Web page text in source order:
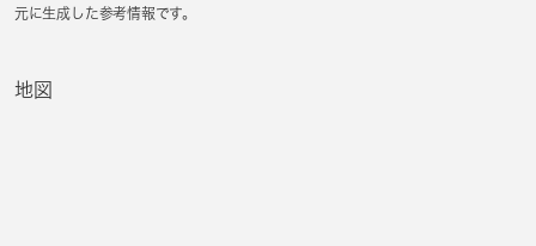
元に生成した参考情報です。
地図